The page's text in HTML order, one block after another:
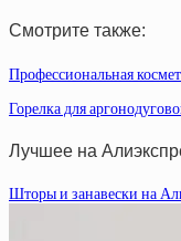
Смотрите также:
Профессиональная
Горелка для
Лучшее на
Шторы и занавески на